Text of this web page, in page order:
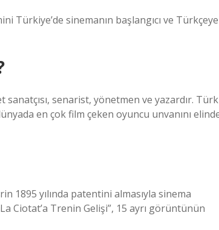
Türkiye’de sinemanın başlangıcı ve Türkçeye
senarist, yönetmen ve yazardır. Türk
en çok film çeken oyuncu unvanını
1895 yılında patentini almasıyla sinema
Ciotat’a Trenin Gelişi”, 15 ayrı görüntünün